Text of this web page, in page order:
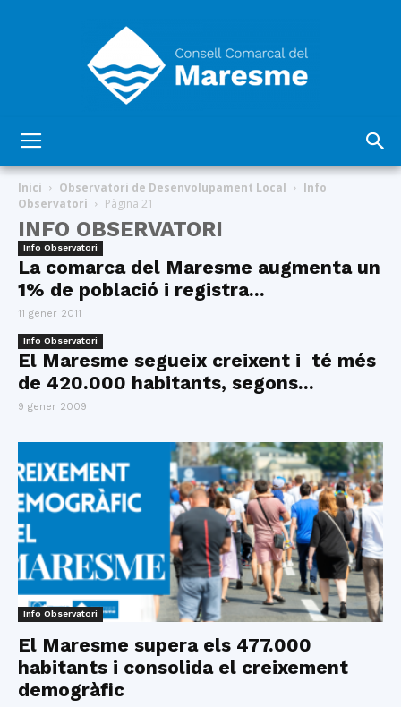
Comarcal
Maresme
Inici Observatori de Desenvolupament Local
Info
Observatori
Pàgina 21
INFO OBSERVATORI
Info Observatori
La comarca del Maresme augmenta un
1% de població i registra...
11 gener 2011
Info Observatori
El Maresme segueix creixent i té més
de 420.000 habitants, segons...
9 gener 2009
Info Observatori
El Maresme supera els 477.000
habitants i consolida el creixement
demogràfic